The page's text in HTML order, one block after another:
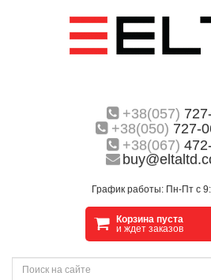
+38(057)
+38(050) 727-
+38(067)
График работы: Пн-Пт с
Корзина пуста
и ждет заказов